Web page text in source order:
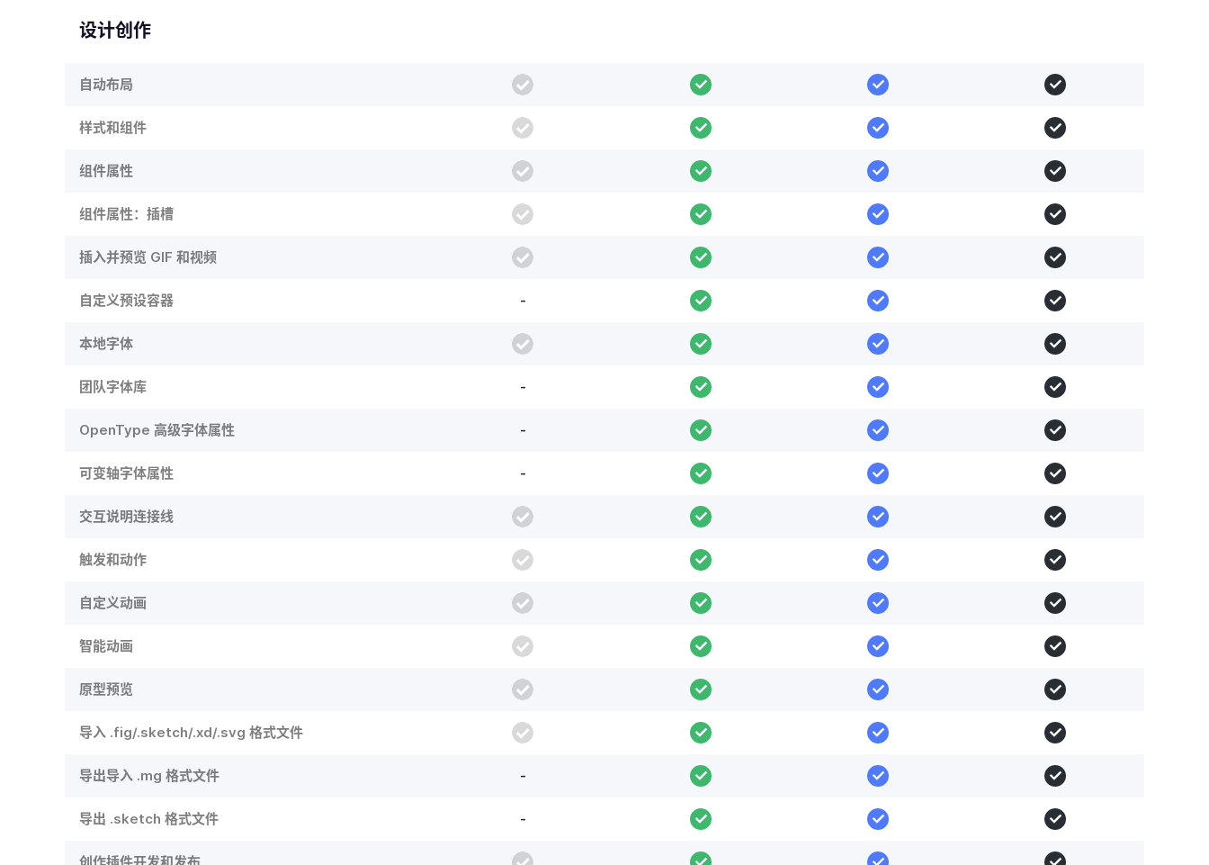
设计创作
自动布局
样式和组件
组件属性
组件属性：插槽
插入并预览 GIF 和视频
自定义预设容器 -
本地字体
团队字体库 -
OpenType 高级字体属性 -
可变轴字体属性 -
交互说明连接线
触发和动作
自定义动画
智能动画
原型预览
导入 .fig/.sketch/.xd/.svg 格式文件
导出导入 .mg 格式文件 -
导出 .sketch 格式文件 -